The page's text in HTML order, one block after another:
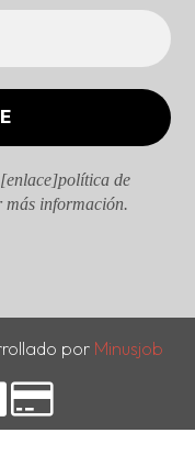
de
información.
por Minusjob